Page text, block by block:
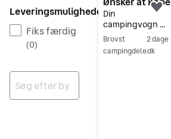
Leveringsmuligheder
Fiks færdig
(0)
Din
campingvogn er
penge værd
uanset standen.
skrot din
Brovst
2 dage
campingdele.dk